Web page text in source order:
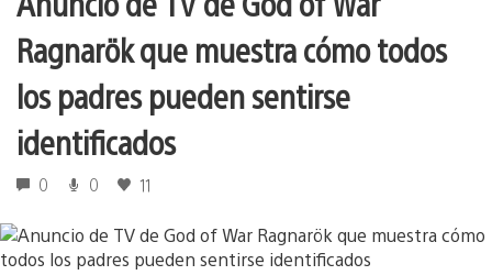
Ragnarök que muestra cómo todos
los padres pueden sentirse
identificados
0 0 11